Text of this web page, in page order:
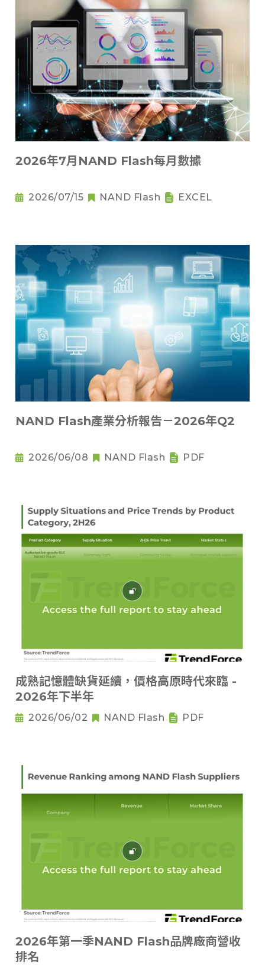
2026年7月NAND Flash每月數據
2026/07/15 NAND Flash EXCEL
NAND Flash產業分析報告－2026年Q2
2026/06/08 NAND Flash PDF
成熟記憶體缺貨延續，價格高原時代來臨 -
2026年下半年
2026/06/02 NAND Flash PDF
2026年第一季NAND Flash品牌廠商營收
排名